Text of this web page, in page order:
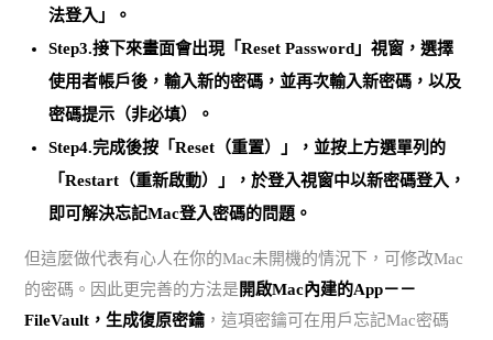
法登入」。
Step3.接下來畫面會出現「Reset Password」視窗，選擇
使用者帳戶後，輸入新的密碼，並再次輸入新密碼，以及
密碼提示（非必填）。
Step4.完成後按「Reset（重置）」， 並按上方選單列的
「Restart（重新啟動）」
，於登入視窗中以新密碼登入，
即可解決忘記Mac登入密碼的問題。
但這麼做代表有心人在你的Mac未開機的情況下，可修改Mac
的密碼。因此更完善的方法是 開啟Mac內建的App－－
FileVault，生成復原密鑰 ，這項密鑰可在用戶忘記Mac密碼